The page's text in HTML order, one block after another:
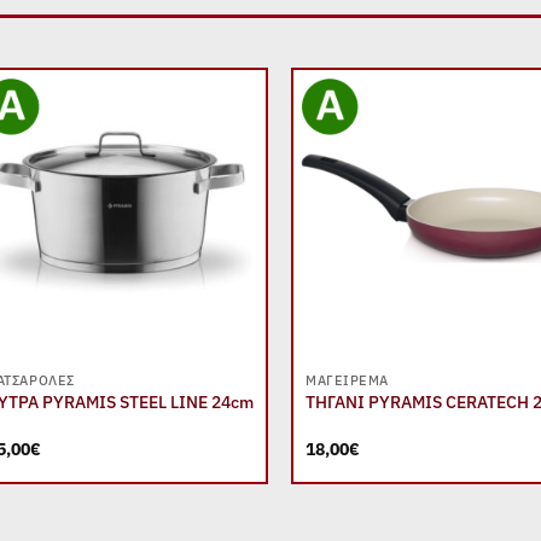
wishlist
PYRAMIS STEEL LINE 24cm
€
ΜΑΓΕΊΡΕΜΑ
ΤΗΓΑΝΙ PYRAMIS CERATECH
18,00€